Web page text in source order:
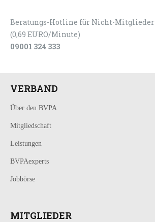
Beratungs-Hotline für Nicht-Mitglieder
(0,69 EURO/Minute)
09001 324 333
VERBAND
Über den BVPA
Mitgliedschaft
Leistungen
BVPAexperts
Jobbörse
MITGLIEDER